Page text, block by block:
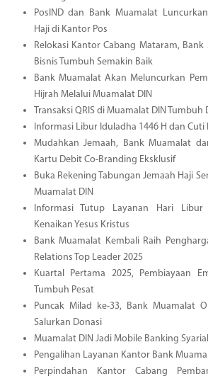
PosIND dan Bank Muamalat
Haji di Kantor Pos
Relokasi Kantor Cabang Mataram,
Bisnis Tumbuh Semakin Baik
Bank Muamalat Akan Meluncurkan
Hijrah Melalui Muamalat DIN
Transaksi QRIS di Muamalat DIN Tumbuh
Informasi Libur Iduladha 1446 H dan Cuti
Mudahkan Jemaah, Bank Muamalat
Kartu Debit Co-Branding Eksklusif
Buka Rekening Tabungan Jemaah Haji
Muamalat DIN
Informasi Tutup Layanan Hari
Kenaikan Yesus Kristus
Bank Muamalat Kembali Raih
Relations Top Leader 2025
Kuartal Pertama 2025, Pembiayaan
Tumbuh Pesat
Puncak Milad ke-33, Bank Muamalat
Salurkan Donasi
Muamalat DIN Jadi Mobile Banking
Pengalihan Layanan Kantor Bank
Perpindahan Kantor Cabang